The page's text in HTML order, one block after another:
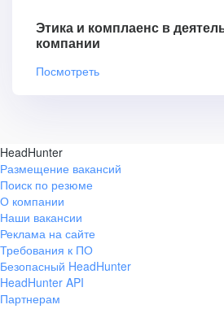
Этика и комплаенс в
компании
Посмотреть
HeadHunter
Размещение вакансий
Поиск по резюме
О компании
Наши вакансии
Реклама на сайте
Требования к ПО
Безопасный HeadHunter
HeadHunter API
Партнерам